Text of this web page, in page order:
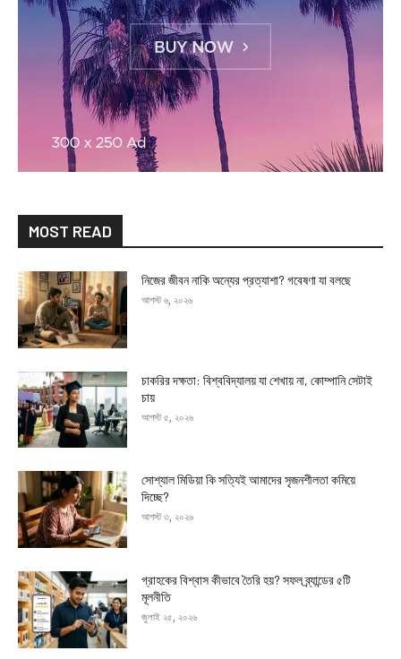
MOST READ
নিজের জীবন নাকি অন্যের প্রত্যাশা? গবেষণা যা বলছে
আগস্ট ৬, ২০২৬
চাকরির দক্ষতা: বিশ্ববিদ্যালয় যা শেখায় না, কোম্পানি সেটাই
চায়
আগস্ট ৫, ২০২৬
সোশ্যাল মিডিয়া কি সত্যিই আমাদের সৃজনশীলতা কমিয়ে
দিচ্ছে?
আগস্ট ৩, ২০২৬
গ্রাহকের বিশ্বাস কীভাবে তৈরি হয়? সফল ব্র্যান্ডের ৫টি
মূলনীতি
জুলাই ২৫, ২০২৬